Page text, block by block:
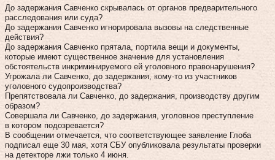
До задержания Савченко скрывалась от органов предварительного
расследования или суда?
До задержания Савченко игнорировала вызовы на следственные
действия?
До задержания Савченко прятала, портила вещи и документы,
которые имеют существенное значение для установления
обстоятельств инкриминируемого ей уголовного правонарушения?
Угрожала ли Савченко, до задержания, кому-то из участников
уголовного судопроизводства?
Препятствовала ли Савченко, до задержания, производству другим
образом?
Совершала ли Савченко, до задержания, уголовное преступление
в котором подозревается?
В сообщении отмечается, что соответствующее заявление Глоба
подписал еще 30 мая, хотя СБУ опубликовала результаты проверки
на детекторе лжи только 4 июня.